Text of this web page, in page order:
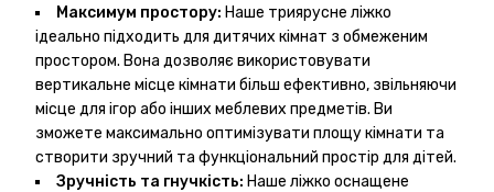
Максимум простору: Наше триярусне ліжко
ідеально підходить для дитячих кімнат з обмеженим
простором. Вона дозволяє використовувати
вертикальне місце кімнати більш ефективно, звільняючи
місце для ігор або інших меблевих предметів. Ви
зможете максимально оптимізувати площу кімнати та
створити зручний та функціональний простір для дітей.
Зручність та гнучкість: Наше ліжко оснащене